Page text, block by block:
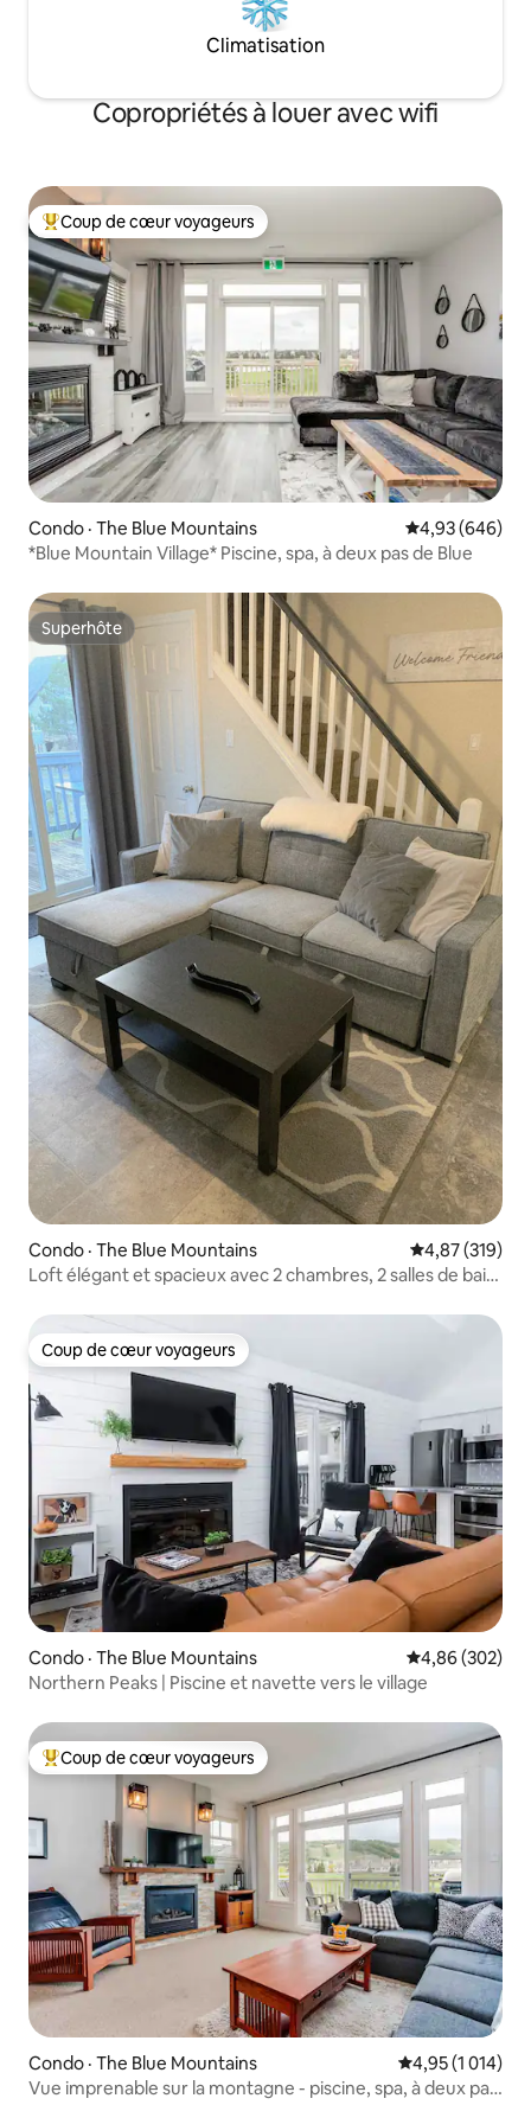
Climatisation
Copropriétés à louer avec wifi
Coup de cœur voyageurs parmi les plus aimés
Coup de cœur voyageurs
Condo · The Blue Mountains Note
4,93 (646)
*Blue Mountain Village* Piscine, spa, à deux pas de Blue
Superhôte
Superhôte
Condo · The Blue Mountains Note
4,87 (319)
Loft élégant et spacieux avec 2 chambres, 2 salles de bain
Coup de cœur voyageurs
Coup de cœur voyageurs
Condo · The Blue Mountains Note
4,86 (302)
Northern Peaks | Piscine et navette vers le village
Coup de cœur voyageurs parmi les plus aimés
Coup de cœur voyageurs
Condo · The Blue Mountains Note moyenne
4,95 (1 014)
Vue imprenable sur la montagne - piscine, spa, à deux pas